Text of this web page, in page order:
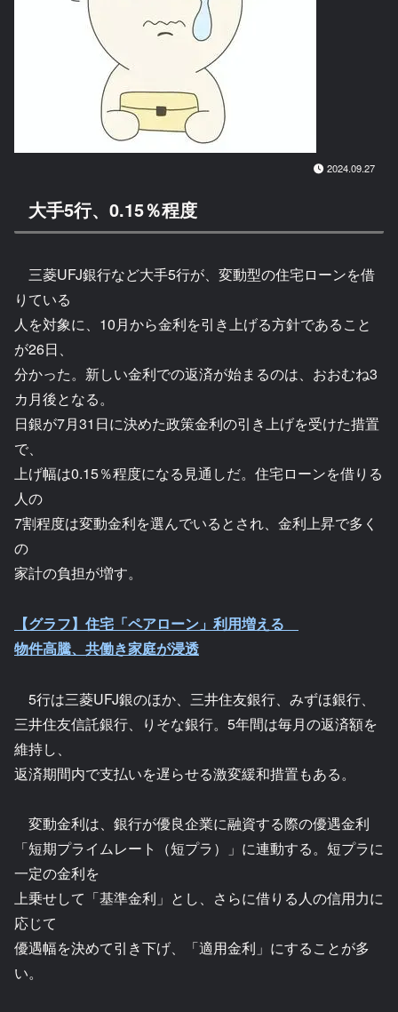
2024.09.27
大手5行、0.15％程度
三菱UFJ銀行など大手5行が、変動型の住宅ローンを借
りている
人を対象に、10月から金利を引き上げる方針であること
が26日、
分かった。新しい金利での返済が始まるのは、おおむね3
カ月後となる。
日銀が7月31日に決めた政策金利の引き上げを受けた措置
で、
上げ幅は0.15％程度になる見通しだ。住宅ローンを借りる
人の
7割程度は変動金利を選んでいるとされ、金利上昇で多く
の
家計の負担が増す。
【グラフ】住宅「ペアローン」利用増える
物件高騰、共働き家庭が浸透
5行は三菱UFJ銀のほか、三井住友銀行、みずほ銀行、
三井住友信託銀行、りそな銀行。5年間は毎月の返済額を
維持し、
返済期間内で支払いを遅らせる激変緩和措置もある。
変動金利は、銀行が優良企業に融資する際の優遇金利
「短期プライムレート（短プラ）」に連動する。短プラに
一定の金利を
上乗せして「基準金利」とし、さらに借りる人の信用力に
応じて
優遇幅を決めて引き下げ、「適用金利」にすることが多
い。